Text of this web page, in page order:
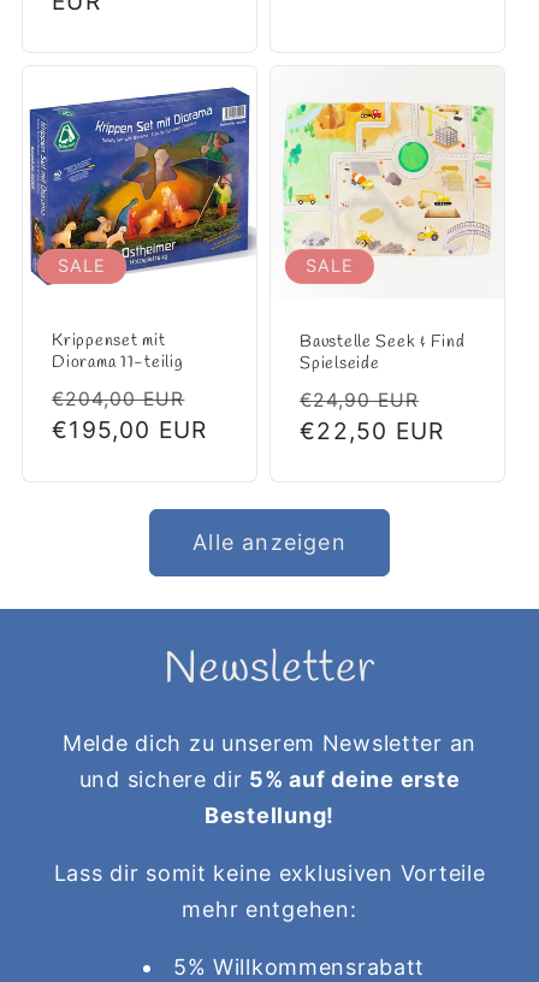
SALE
Krippenset mit
Diorama 11-teilig
Normaler
Preis
€204,00 EUR
Verkaufspreis
€195,00 EUR
SALE
Baustelle Seek & Find
Spielseide
Normaler
Preis
€24,90 EUR
€22,50 EUR
Alle anzeigen
Newsletter
Melde dich zu unserem Newsletter an
und sichere dir 5% auf deine erste
Bestellung!
Lass dir somit keine exklusiven Vorteile
mehr entgehen:
5% Willkommensrabatt